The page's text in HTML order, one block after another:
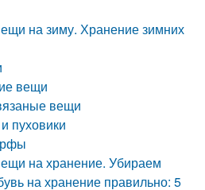
на зиму. Хранение зимних
вещи
вещи
пуховики
на хранение. Убираем
на хранение правильно: 5